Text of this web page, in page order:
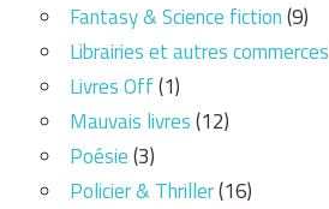
Fantasy & Science fiction(9)
Librairies et autres commerces
Livres Off(1)
Mauvais livres(12)
Poésie(3)
Policier & Thriller(16)